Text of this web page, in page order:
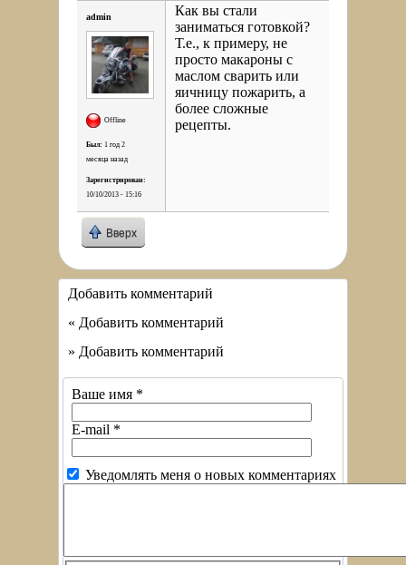
admin
Offline
Был: 1 год 2
месяца назад
Зарегистрирован:
10/10/2013 - 15:16
Как вы стали
заниматься готовкой?
Т.е., к примеру, не
просто макароны с
маслом сварить или
яичницу пожарить, а
более сложные
рецепты.
Вверх
Добавить комментарий
« Добавить комментарий
» Добавить комментарий
Ваше имя *
E-mail *
Уведомлять меня о новых комментариях